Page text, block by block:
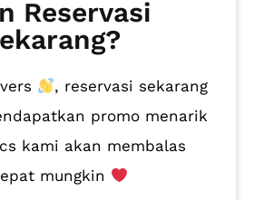
Reservasi
, reservasi sekarang
promo menarik
kami akan membalas
mungkin